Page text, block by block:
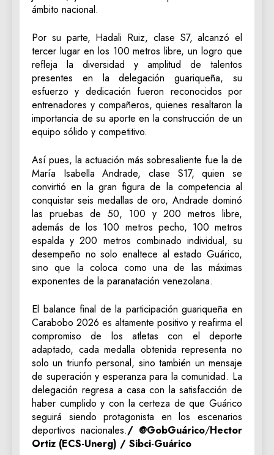
ámbito nacional.
Por su parte, Hadali Ruiz, clase S7, alcanzó el
tercer lugar en los 100 metros libre, un logro que
refleja la diversidad y amplitud de talentos
presentes en la delegación guariqueña, su
esfuerzo y dedicación fueron reconocidos por
entrenadores y compañeros, quienes resaltaron la
importancia de su aporte en la construcción de un
equipo sólido y competitivo.
Así pues, la actuación más sobresaliente fue la de
María Isabella Andrade, clase S17, quien se
convirtió en la gran figura de la competencia al
conquistar seis medallas de oro, Andrade dominó
las pruebas de 50, 100 y 200 metros libre,
además de los 100 metros pecho, 100 metros
espalda y 200 metros combinado individual, su
desempeño no solo enaltece al estado Guárico,
sino que la coloca como una de las máximas
exponentes de la paranatación venezolana.
El balance final de la participación guariqueña en
Carabobo 2026 es altamente positivo y reafirma el
compromiso de los atletas con el deporte
adaptado, cada medalla obtenida representa no
solo un triunfo personal, sino también un mensaje
de superación y esperanza para la comunidad. La
delegación regresa a casa con la satisfacción de
haber cumplido y con la certeza de que Guárico
seguirá siendo protagonista en los escenarios
deportivos nacionales./ @GobGuárico/Hector
Ortiz (ECS-Unerg) / Sibci-Guárico